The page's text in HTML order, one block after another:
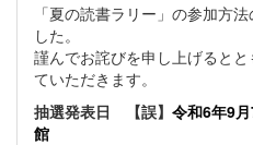
「夏の読書ラリー」の参加方
した。
謹んでお詫びを申し上げると
ていただきます。
抽選発表日 【誤】 令和6年9
館